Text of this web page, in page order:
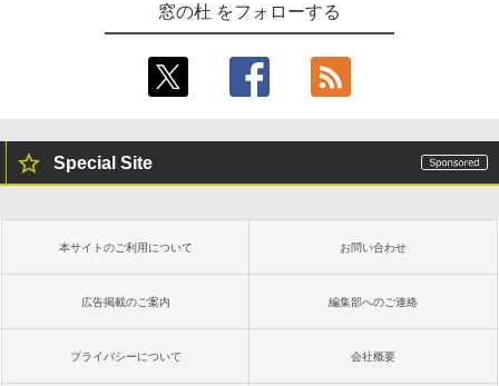
窓の杜 をフォローする
Special Site
本サイトのご利用について お問い合わせ
広告掲載のご案内 編集部へのご連絡
プライバシーについて 会社概要